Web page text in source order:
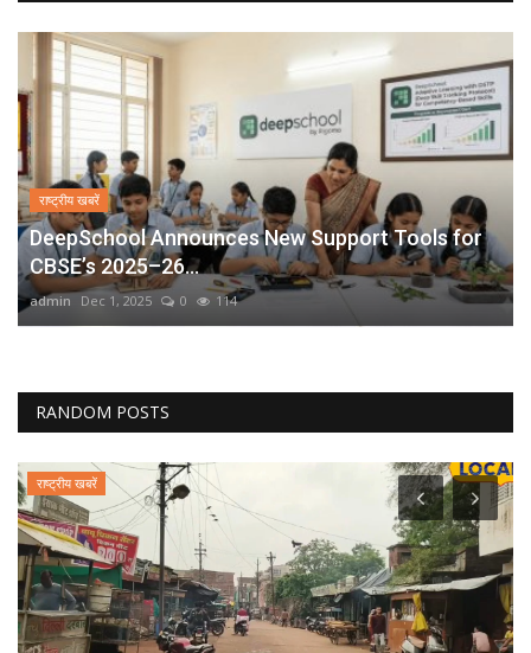
राष्ट्रीय खबरें
DeepSchool Announces New Support Tools for
CBSE’s 2025–26...
admin Dec 1, 2025 0 114
RANDOM POSTS
राष्ट्रीय खबरें